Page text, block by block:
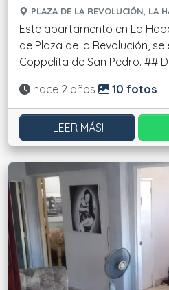
PLAZA DE LA REVOLUCIÓN, LA
Este apartamento en La
de Plaza de la Revolución,
Coppelita de San Pedro. ##
Actualizado:
hace 2 años 10 fotos
¡LEER MÁS!